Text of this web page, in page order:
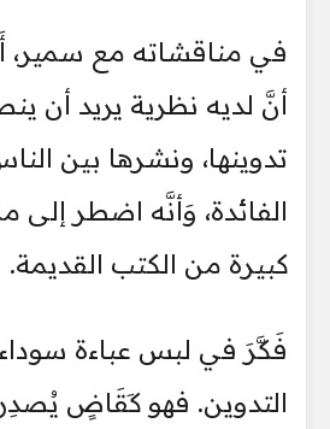
في مناقشاته مع سمير،
أنَّ لديه نظرية يريد أن
تدوينها، ونشرها بين
الفائدة، وَأنَّه اضطر إلى
كبيرة من الكتب القديمة.
فَكَّرَ في لبس عباءة
التدوين. فهو كَقَاضٍ يُصدِر